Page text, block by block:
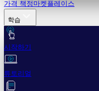
가격 책정 마켓플레이스
학습
시작하기
튜토리얼